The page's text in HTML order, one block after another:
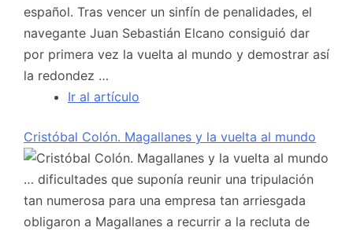
español. Tras vencer un sinfín de penalidades, el
navegante Juan Sebastián Elcano consiguió dar
por primera vez la vuelta al mundo y demostrar así
la redondez …
Ir al artículo
Cristóbal Colón. Magallanes y la vuelta al mundo
… dificultades que suponía reunir una tripulación
tan numerosa para una empresa tan arriesgada
obligaron a Magallanes a recurrir a la recluta de